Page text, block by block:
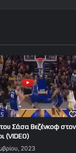
Σάσα Βεζένκοφ στον
(VIDEO)
2023